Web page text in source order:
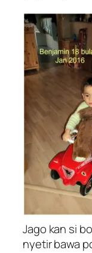
Jago kan si
nyetir bawa